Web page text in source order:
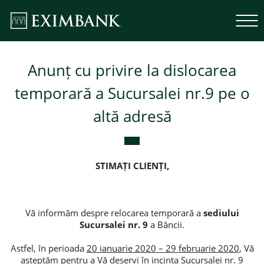
Anunț cu privire la dislocarea
temporară a Sucursalei nr.9 pe o
altă adresă
STIMAȚI CLIENȚI,
Vă informăm despre relocarea temporară a sediului
Sucursalei nr. 9 a Băncii.
Astfel, în perioada 20 ianuarie 2020 – 29 februarie 2020, Vă
așteptăm pentru a Vă deservi în incinta Sucursalei nr. 9